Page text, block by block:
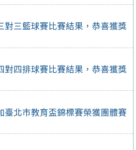
對三籃球賽比賽結果，恭喜獲獎
對四排球賽比賽結果，恭喜獲獎
臺北市教育盃錦標賽榮獲團體賽